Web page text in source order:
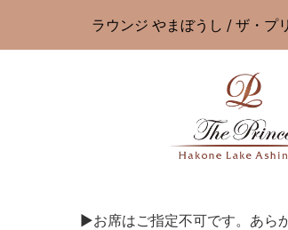
ラウンジ やまぼうし / ザ・プ
▶お席はご指定不可です。あら